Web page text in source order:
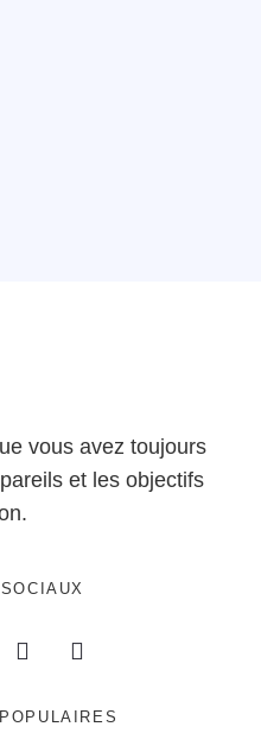
vous avez toujours
et les objectifs